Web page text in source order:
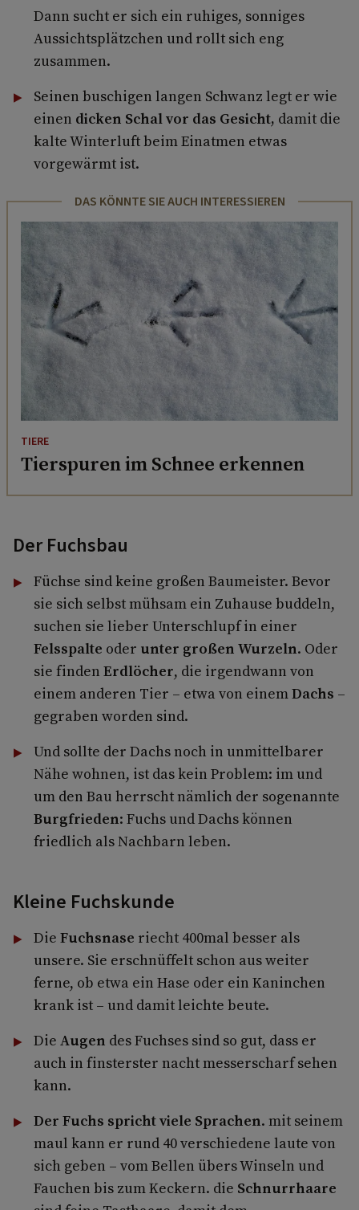
Dann sucht er sich ein ruhiges, sonniges
Aussichtsplätzchen und rollt sich eng
zusammen.
Seinen buschigen langen Schwanz legt er wie
einen dicken Schal vor das Gesicht, damit die
kalte Winterluft beim Einatmen etwas
vorgewärmt ist.
DAS KÖNNTE SIE AUCH INTERESSIEREN
TIERE
Tierspuren im Schnee erkennen
Der Fuchsbau
Füchse sind keine großen Baumeister. Bevor
sie sich selbst mühsam ein Zuhause buddeln,
suchen sie lieber Unterschlupf in einer
Felsspalte oder unter großen Wurzeln. Oder
sie finden Erdlöcher, die irgendwann von
einem anderen Tier – etwa von einemDachs –
gegraben worden sind.
Und sollte der Dachs noch in unmittel­barer
Nähe wohnen, ist das kein Pro­blem: im und
um den Bau herrscht nämlich der sogenannte
Burgfrieden: Fuchs und Dachs können
friedlich als Nachbarn leben.
Kleine Fuchskunde
Die Fuchsnase riecht 400­mal besser als
unsere. Sie erschnüffelt schon aus weiter
ferne, ob etwa ein Hase oder ein Kaninchen
krank ist – und damit leichte beute.
Die Augen des Fuchses sind so gut, dass er
auch in finsterster nacht messerscharf sehen
kann.
Der Fuchs spricht viele Sprachen. mit seinem
maul kann er rund 40 verschiedene laute von
sich geben – vom Bellen übers Winseln und
Fauchen bis zum Keckern. die Schnurrhaare